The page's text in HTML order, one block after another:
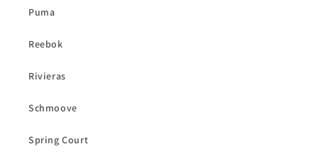
Puma
Reebok
Rivieras
Schmoove
Spring Court